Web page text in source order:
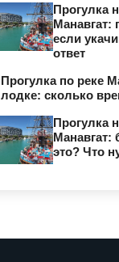
Прогулка
Манавгат:
если
ответ
Прогулка по реке
лодке: сколько
Прогулка
Манавгат:
это? Что